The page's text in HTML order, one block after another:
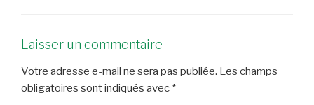
Laisser un commentaire
Votre adresse e-mail ne sera pas publiée. Les champs
obligatoires sont indiqués avec *